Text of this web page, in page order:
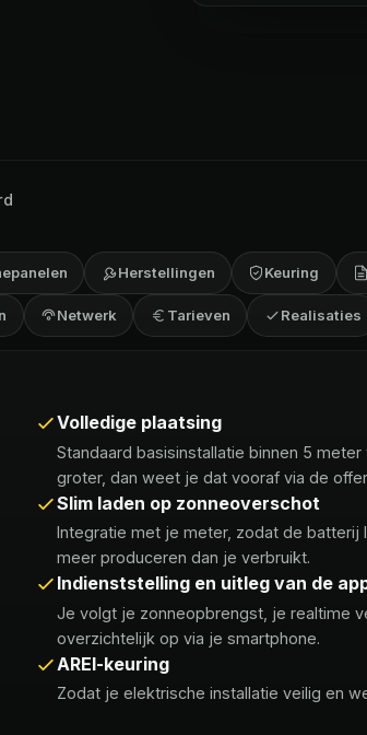
Herstellingen Keuring
Netwerk Tarieven Realisaties
Volledige plaatsing
Standaard basisinstallatie binnen 5
groter, dan weet je dat vooraf via de
Slim laden op zonneoverschot
Integratie met je meter, zodat de batterij
meer produceren dan je verbruikt.
Indienststelling en uitleg van de
Je volgt je zonneopbrengst, je realtime
overzichtelijk op via je smartphone.
AREI-keuring
Zodat je elektrische installatie veilig en